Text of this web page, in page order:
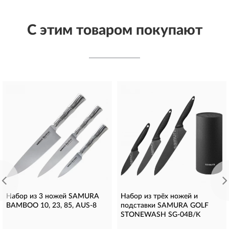
С этим товаром покупают
Набор из 3 ножей SAMURA
BAMBOO 10, 23, 85, AUS-8
Набор из трёх ножей и
подставки SAMURA GOLF
STONEWASH SG-04B/K